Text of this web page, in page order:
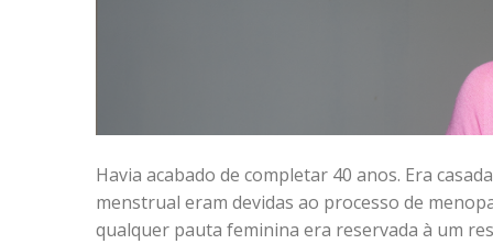
Havia acabado de completar 40 anos. Era
menstrual eram devidas ao processo de
qualquer pauta feminina era reservada à um